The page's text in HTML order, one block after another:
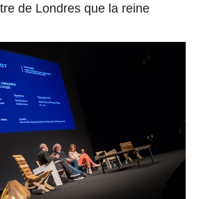
de Londres que la reine